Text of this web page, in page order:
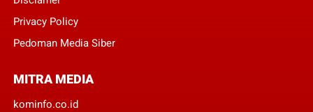
Privacy Policy
Pedoman Media Siber
MITRA MEDIA
kominfo.co.id